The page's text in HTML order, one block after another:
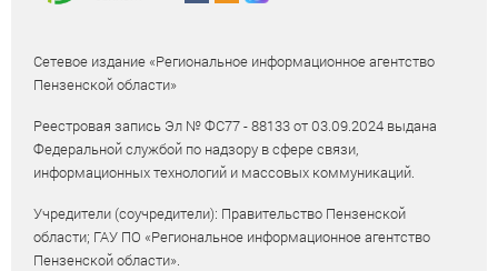
Сетевое издание «Региональное информационное агентство
Пензенской области»
Реестровая запись Эл № ФС77 - 88133 от 03.09.2024 выдана
Федеральной службой по надзору в сфере связи,
информационных технологий и массовых коммуникаций.
Учредители (соучредители): Правительство Пензенской
области; ГАУ ПО «Региональное информационное агентство
Пензенской области».